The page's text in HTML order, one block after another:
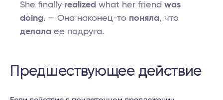
She finally realized what her friend was
doing. — Она наконец-то поняла, что
делала ее подруга.
Предшествующее действие